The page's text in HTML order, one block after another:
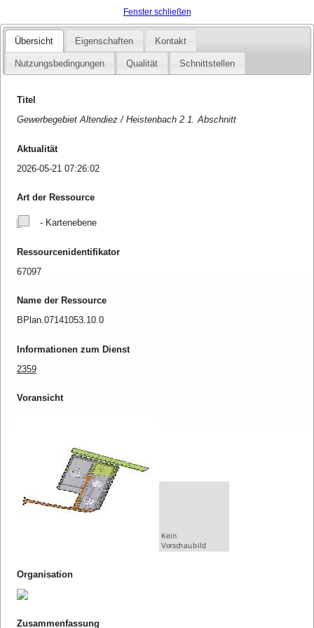
Fenster schließen
Übersicht Eigenschaften Kontakt
Nutzungsbedingungen Qualität Schnittstellen
Titel
Gewerbegebiet Altendiez / Heistenbach 2 1. Abschnitt
Aktualität
2026-05-21 07:26:02
Art der Ressource
- Kartenebene
Ressourcenidentifikator
67097
Name der Ressource
BPlan.07141053.10.0
Informationen zum Dienst
2359
Voransicht
Organisation
Zusammenfassung